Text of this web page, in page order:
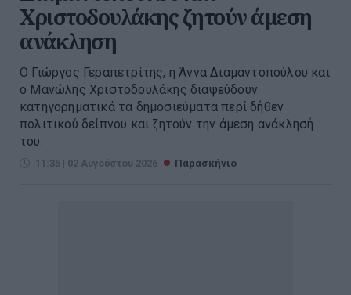
Χριστοδουλάκης ζητούν άμεση
ανάκληση
Ο Γιώργος Γεραπετρίτης, η Άννα Διαμαντοπούλου και
ο Μανώλης Χριστοδουλάκης διαψεύδουν
κατηγορηματικά τα δημοσιεύματα περί δήθεν
πολιτικού δείπνου και ζητούν την άμεση ανάκλησή
του.
11:35 | 02 Αυγούστου 2026 Παρασκήνιο